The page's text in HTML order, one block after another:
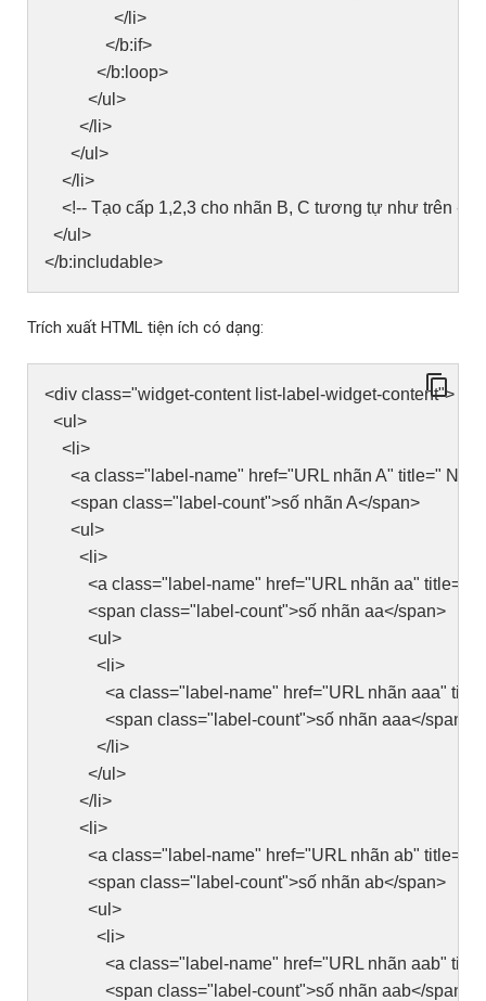
</li>
</b:if>
</b:loop>
</ul>
</li>
</ul>
</li>
<!-- Tạo cấp 1,2,3 cho nhãn B, C tương tự như trên -->
</ul>
</b:includable>
Trích xuất HTML tiện ích có dạng:
<div class="widget-content list-label-widget-content">
<ul>
<li>
<a class="label-name" href="URL nhãn A" title="
<span class="label-count">số nhãn A</span>
<ul>
<li>
<a class="label-name" href="URL nhãn aa" title="
<span class="label-count">số nhãn aa</span>
<ul>
<li>
<a class="label-name" href="URL nhãn aaa" title="
<span class="label-count">số nhãn aaa</span>
</li>
</ul>
</li>
<li>
<a class="label-name" href="URL nhãn ab" title="
<span class="label-count">số nhãn ab</span>
<ul>
<li>
<a class="label-name" href="URL nhãn aab" title="
<span class="label-count">số nhãn aab</span>